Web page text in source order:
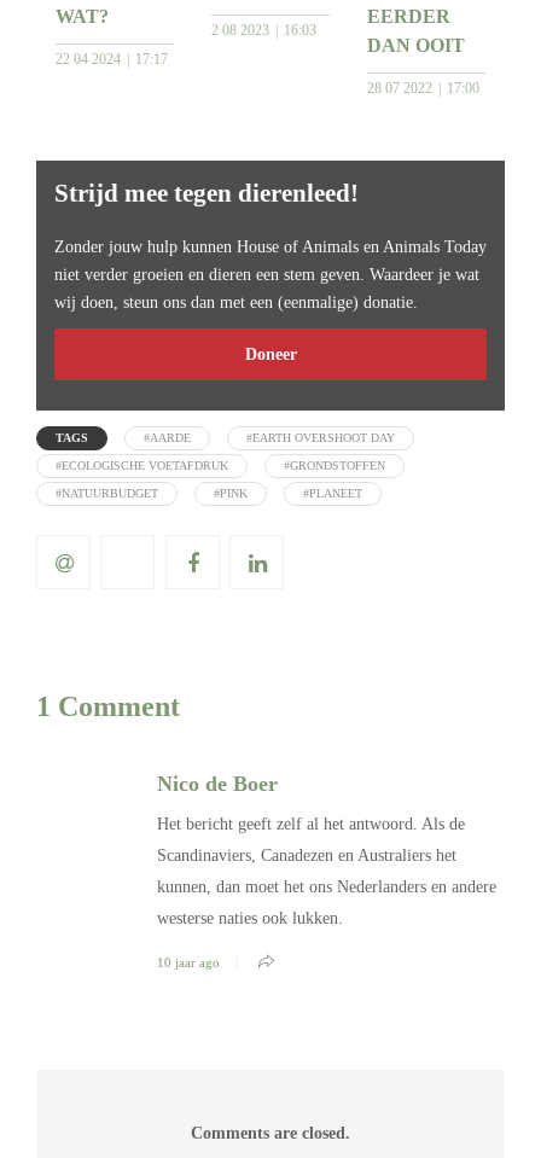
WAT?
22 04 2024 17:17
2 08 2023 16:03
EERDER
DAN OOIT
28 07 2022 17:00
Strijd mee tegen dierenleed!
Zonder jouw hulp kunnen House of Animals en Animals Today
niet verder groeien en dieren een stem geven. Waardeer je wat
wij doen, steun ons dan met een (eenmalige) donatie.
Doneer
TAGS #AARDE #EARTH OVERSHOOT DAY
#ECOLOGISCHE VOETAFDRUK #GRONDSTOFFEN
#NATUURBUDGET #PINK #PLANEET
1 Comment
Nico de Boer
Het bericht geeft zelf al het antwoord. Als de
Scandinaviers, Canadezen en Australiers het
kunnen, dan moet het ons Nederlanders en andere
westerse naties ook lukken.
10 jaar ago
Comments are closed.